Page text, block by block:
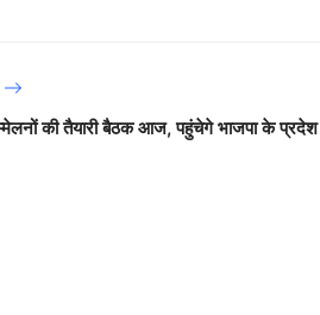
की तैयारी बैठक आज, पहुंचेगे भाजपा के प्रदेश